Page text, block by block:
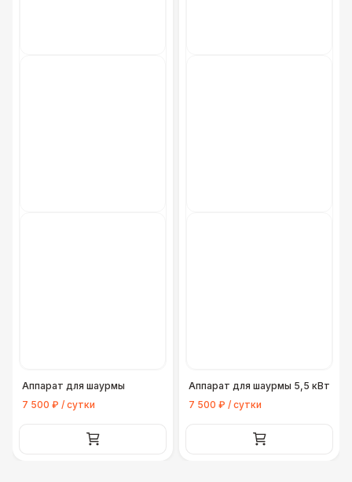
Аппарат для шаурмы
7 500 ₽ / сутки
Аппарат для шаурмы 5,5 кВт
7 500 ₽ / сутки